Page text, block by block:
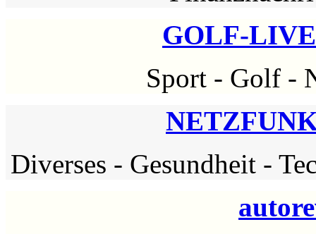
GOLF-
Sport- Golf-
Diverses - Gesundheit -